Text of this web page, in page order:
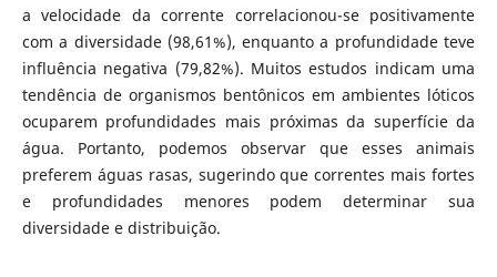
a velocidade da corrente correlacionou-se positivamente
com a diversidade (98,61%), enquanto a profundidade teve
influência negativa (79,82%). Muitos estudos indicam uma
tendência de organismos bentônicos em ambientes lóticos
ocuparem profundidades mais próximas da superfície da
água. Portanto, podemos observar que esses animais
preferem águas rasas, sugerindo que correntes mais fortes
e profundidades menores podem determinar sua
diversidade e distribuição.